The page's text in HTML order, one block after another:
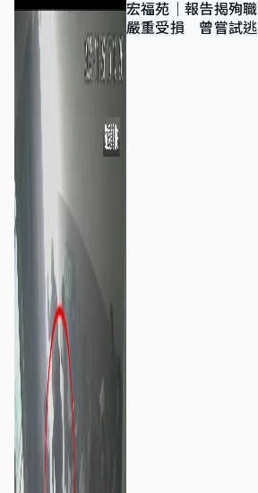
宏福苑｜報告揭殉
嚴重受損 曾嘗試逃